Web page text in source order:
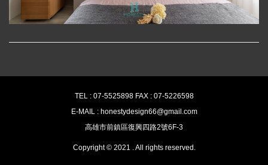
TEL : 07-5525898 FAX : 07-5226598
E-MAIL : honestydesign66@gmail.com
高雄市前鎮區復興四路2號6F-3
Copyright © 2021 . All rights reserved.